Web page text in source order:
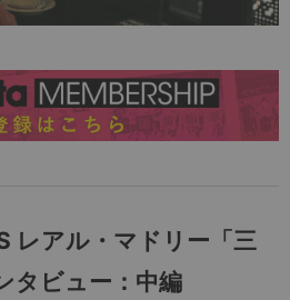
レアル・マドリー「三
タビュー：中編